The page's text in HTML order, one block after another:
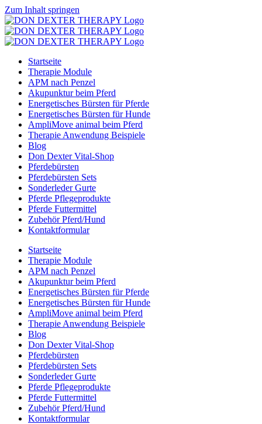
Zum Inhalt springen
Startseite
Therapie Module
APM nach Penzel
Akupunktur beim Pferd
Energetisches Bürsten für Pferde
Energetisches Bürsten für Hunde
AmpliMove animal beim Pferd
Therapie Anwendung Beispiele
Blog
Don Dexter Vital-Shop
Pferdebürsten
Pferdebürsten Sets
Sonderleder Gurte
Pferde Pflegeprodukte
Pferde Futtermittel
Zubehör Pferd/Hund
Kontaktformular
Startseite
Therapie Module
APM nach Penzel
Akupunktur beim Pferd
Energetisches Bürsten für Pferde
Energetisches Bürsten für Hunde
AmpliMove animal beim Pferd
Therapie Anwendung Beispiele
Blog
Don Dexter Vital-Shop
Pferdebürsten
Pferdebürsten Sets
Sonderleder Gurte
Pferde Pflegeprodukte
Pferde Futtermittel
Zubehör Pferd/Hund
Kontaktformular